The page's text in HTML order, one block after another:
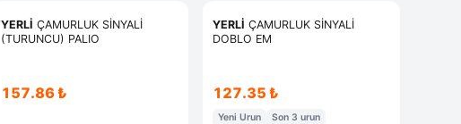
YERLİ ÇAMURLUK SİNYALİ
(TURUNCU) PALIO
157.86 ₺
YERLİ ÇAMURLUK SİNYALİ
DOBLO EM
127.35 ₺
Yeni Urun Son 3 urun